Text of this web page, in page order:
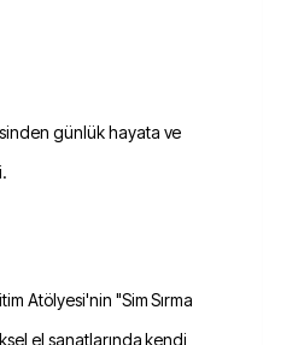
günlük hayata ve
Atölyesi'nin "Sim Sırma
el sanatlarında kendi